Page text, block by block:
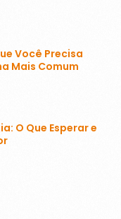
Você Precisa
Mais Comum
O Que Esperar e